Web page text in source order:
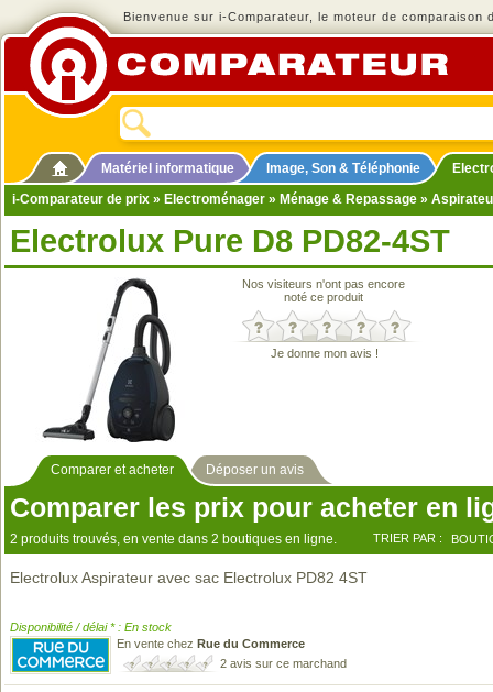
Bienvenue sur i-Comparateur, le moteur de comparaison
Matériel informatique Image, Son & Téléphonie
i-Comparateur de prix » Electroménager » Ménage & Repassage »
Electrolux Pure D8 PD82-4ST
Nos visiteurs n'ont pas encore
noté ce produit
Je donne mon avis !
Comparer et acheter Déposer un avis
Comparer les prix pour acheter en
2 produits trouvés, en vente dans 2 boutiques en ligne. TRIER PAR :
Electrolux Aspirateur avec sac Electrolux PD82 4ST
Disponibilité / délai * : En stock
En vente chez Rue du Commerce
2 avis sur ce marchand